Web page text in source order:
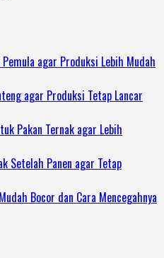
agar Produksi Lebih Mudah
agar Produksi Tetap Lancar
Pakan Ternak agar Lebih
Setelah Panen agar Tetap
Bocor dan Cara Mencegahnya